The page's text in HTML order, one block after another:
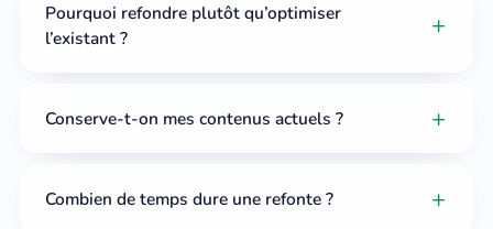
Pourquoi refondre plutôt qu’optimiser
l’existant ?
Conserve-t-on mes contenus actuels ?
Combien de temps dure une refonte ?